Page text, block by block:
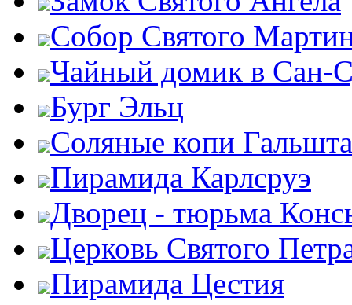
Собор Святого
Чайный домик в Сан-
Бург Эльц
Соляные копи
Пирамида Карлсруэ
Дворец - тюрьма
Церковь Святого
Пирамида Цестия